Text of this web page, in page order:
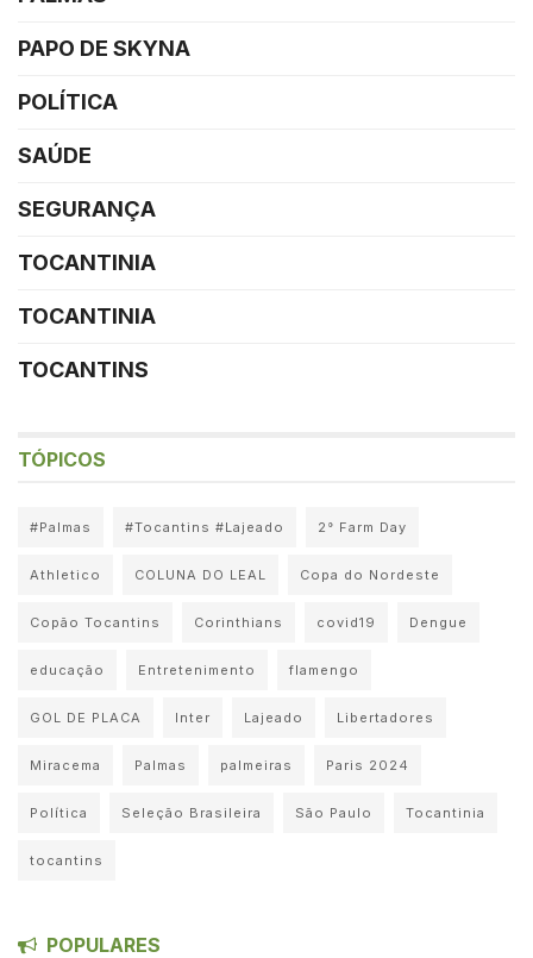
PAPO DE SKYNA
POLÍTICA
SAÚDE
SEGURANÇA
TOCANTINIA
TOCANTINIA
TOCANTINS
TÓPICOS
#Palmas #Tocantins #Lajeado 2° Farm Day
Athletico COLUNA DO LEAL Copa do Nordeste
Copão Tocantins Corinthians covid19 Dengue
educação Entretenimento flamengo
GOL DE PLACA Inter Lajeado Libertadores
Miracema Palmas palmeiras Paris 2024
Política Seleção Brasileira São Paulo Tocantinia
tocantins
POPULARES